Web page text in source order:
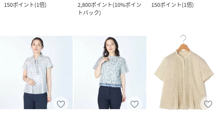
150ポイント(1倍)
2,800ポイント(10%ポイン
トバック)
150ポイント(1倍)